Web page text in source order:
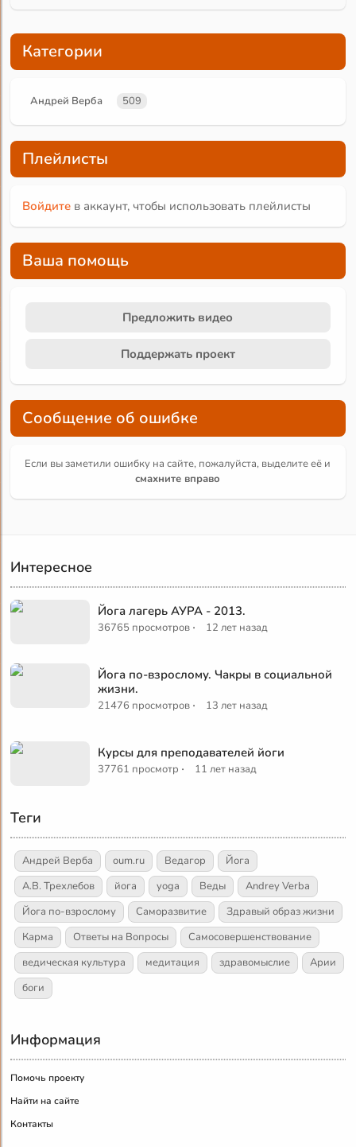
Категории
Андрей Верба 509
Плейлисты
Войдите в аккаунт, чтобы использовать плейлисты
Ваша помощь
Предложить видео
Поддержать проект
Сообщение об ошибке
Если вы заметили ошибку на сайте, пожалуйста, выделите её и
смахните вправо
Интересное
Йога лагерь АУРА - 2013.
36765 просмотров · 12 лет назад
Йога по-взрослому. Чакры в социальной
жизни.
21476 просмотров · 13 лет назад
Курсы для преподавателей йоги
37761 просмотр · 11 лет назад
Теги
Андрей Верба oum.ru Ведагор
Йога
А.В. Трехлебов
йога yoga Веды
Andrey Verba
Йога по-взрослому
Саморазвитие
Здравый образ жизни
Карма
Ответы на Вопросы
Самосовершенствование
ведическая культура
медитация здравомыслие
Арии
боги
Информация
Помочь проекту
Найти на сайте
Контакты